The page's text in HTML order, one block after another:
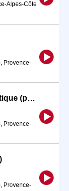
Alpes-Côte
Provence-
Conducteur-receveur de train touristique (permis D) H/F#TDFE2026
Provence-
Provence-